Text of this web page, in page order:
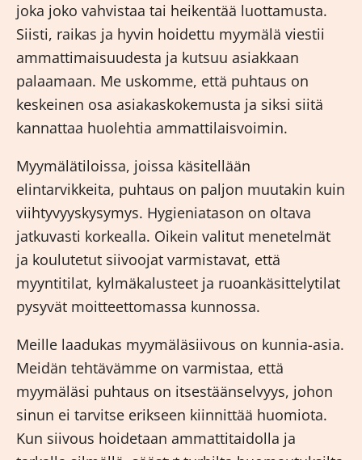
joka joko vahvistaa tai heikentää luottamusta.
Siisti, raikas ja hyvin hoidettu myymälä viestii
ammattimaisuudesta ja kutsuu asiakkaan
palaamaan. Me uskomme, että puhtaus on
keskeinen osa asiakaskokemusta ja siksi siitä
kannattaa huolehtia ammattilaisvoimin.
Myymälätiloissa, joissa käsitellään
elintarvikkeita, puhtaus on paljon muutakin kuin
viihtyvyyskysymys. Hygieniatason on oltava
jatkuvasti korkealla. Oikein valitut menetelmät
ja koulutetut siivoojat varmistavat, että
myyntitilat, kylmäkalusteet ja ruoankäsittelytilat
pysyvät moitteettomassa kunnossa.
Meille laadukas myymäläsiivous on kunnia-asia.
Meidän tehtävämme on varmistaa, että
myymäläsi puhtaus on itsestäänselvyys, johon
sinun ei tarvitse erikseen kiinnittää huomiota.
Kun siivous hoidetaan ammattitaidolla ja